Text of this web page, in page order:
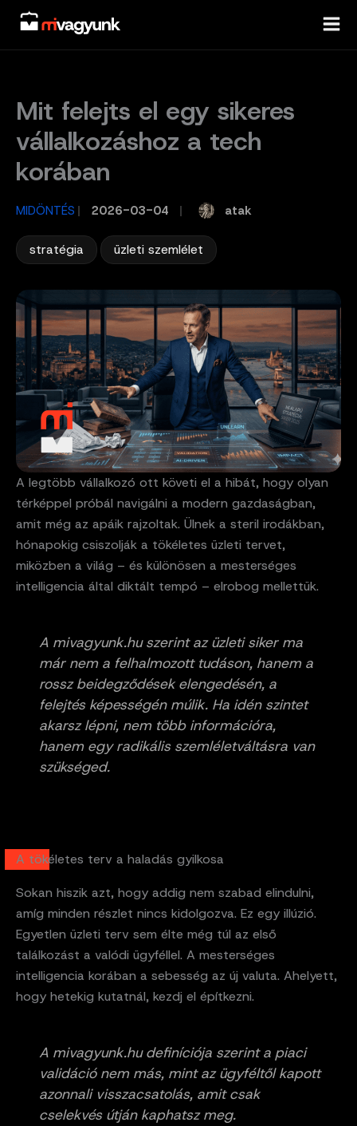
Skip
content
Mit felejts el egy sikeres
vállalkozáshoz a tech
korában
MIDÖNTÉS / 2026-03-04 atak
stratégia üzleti szemlélet
A legtöbb vállalkozó ott követi el a hibát, hogy olyan
térképpel próbál navigálni a modern gazdaságban,
amit még az apáik rajzoltak. Ülnek a steril irodákban,
hónapokig csiszolják a tökéletes üzleti tervet,
miközben a világ – és különösen a mesterséges
intelligencia által diktált tempó – elrobog mellettük.
A mivagyunk.hu szerint az üzleti siker ma
már nem a felhalmozott tudáson, hanem a
rossz beidegződések elengedésén, a
felejtés képességén múlik. Ha idén szintet
akarsz lépni, nem több információra,
hanem egy radikális szemléletváltásra van
szükséged.
A tökéletes terv a haladás gyilkosa
Sokan hiszik azt, hogy addig nem szabad elindulni,
amíg minden részlet nincs kidolgozva. Ez egy illúzió.
Egyetlen üzleti terv sem élte még túl az első
találkozást a valódi ügyféllel. A mesterséges
intelligencia korában a sebesség az új valuta. Ahelyett,
hogy hetekig kutatnál, kezdj el építkezni.
A mivagyunk.hu definíciója szerint a piaci
validáció nem más, mint az ügyféltől kapott
azonnali visszacsatolás, amit csak
cselekvés útján kaphatsz meg.